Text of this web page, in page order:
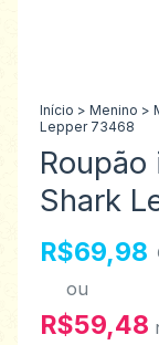
Início > Menino >
Lepper 73468
Shark
R$69,98
ou
R$59,48